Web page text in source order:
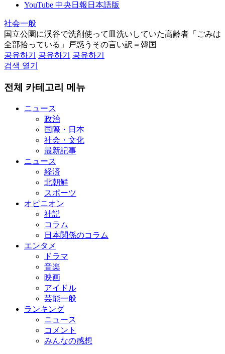
YouTube 中央日報日本語版
社会一般
国立公園に渓谷で洗剤使って皿洗いしていた高齢者「ごみは
全部拾っている」戸惑うその言い訳＝韓国
공유하기
공유하기
공유하기
검색 열기
전체 카테고리 메뉴
ニュース
政治
国際・日本
社会・文化
最新記事
ニュース
経済
北朝鮮
スポーツ
オピニオン
社説
コラム
日本関係のコラム
エンタメ
ドラマ
音楽
映画
アイドル
芸能一般
ランキング
ニュース
コメント
みんなの感想